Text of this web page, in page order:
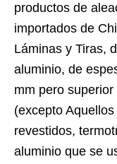
productos de
importados de
Láminas y Tiras,
aluminio, de
mm pero superior
(excepto
revestidos,
aluminio que se